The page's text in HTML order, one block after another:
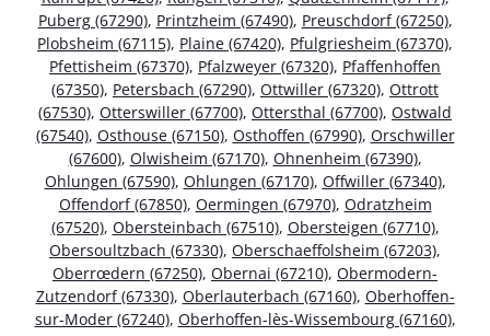
Puberg (67290), Printzheim (67490), Preuschdorf (67250),
Plobsheim (67115), Plaine (67420), Pfulgriesheim (67370),
Pfettisheim (67370), Pfalzweyer (67320), Pfaffenhoffen
(67350), Petersbach (67290), Ottwiller (67320), Ottrott
(67530), Otterswiller (67700), Ottersthal (67700), Ostwald
(67540), Osthouse (67150), Osthoffen (67990), Orschwiller
(67600), Olwisheim (67170), Ohnenheim (67390),
Ohlungen (67590), Ohlungen (67170), Offwiller (67340),
Offendorf (67850), Oermingen (67970), Odratzheim
(67520), Obersteinbach (67510), Obersteigen (67710),
Obersoultzbach (67330), Oberschaeffolsheim (67203),
Oberrœdern (67250), Obernai (67210), Obermodern-
Zutzendorf (67330), Oberlauterbach (67160), Oberhoffen-
sur-Moder (67240), Oberhoffen-lès-Wissembourg (67160),